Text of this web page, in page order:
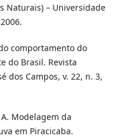
Naturais) – Universidade
comportamento do
do Brasil. Revista
dos Campos, v. 22, n. 3,
A. Modelagem da
em Piracicaba.